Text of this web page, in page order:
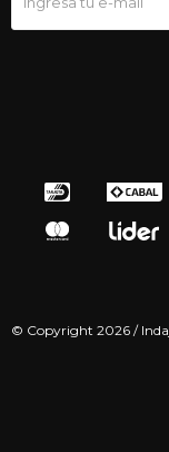
© Copyright 2026 /